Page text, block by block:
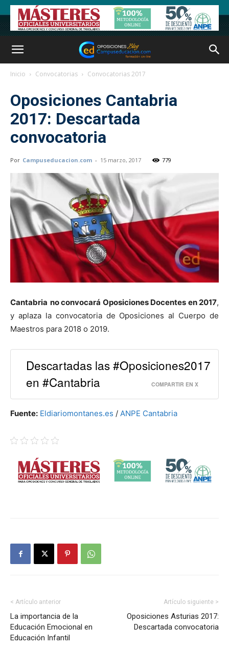
Inicio Convocatorias Convocatorias 2017
Oposiciones Cantabria
2017: Descartada
convocatoria
Por Campuseducacion.com - 15 marzo, 2017 779
Cantabria no convocará Oposiciones Docentes en 2017,
y aplaza la convocatoria de Oposiciones al Cuerpo de
Maestros para 2018 o 2019.
Descartadas las #Oposiciones2017
en #Cantabria
COMPARTIR EN X
Fuente: Eldiariomontanes.es / ANPE Cantabria
< Artículo anterior
La importancia de la
Educación Emocional en
Educación Infantil
Artículo siguiente >
Oposiciones Asturias 2017:
Descartada convocatoria